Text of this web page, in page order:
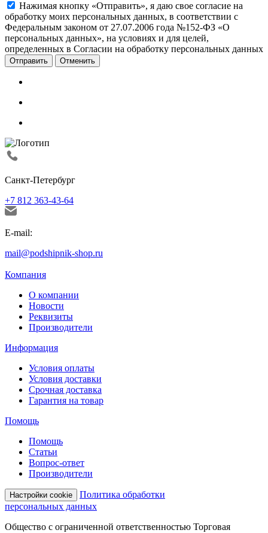
Нажимая кнопку «Отправить», я даю свое согласие на
обработку моих персональных данных, в соответствии с
Федеральным законом от 27.07.2006 года №152-ФЗ «О
персональных данных», на условиях и для целей,
определенных в Согласии на обработку персональных данных
Отменить
Санкт-Петербург
+7 812 363-43-64
E-mail:
mail@podshipnik-shop.ru
Компания
О компании
Новости
Реквизиты
Производители
Информация
Условия оплаты
Условия доставки
Срочная доставка
Гарантия на товар
Помощь
Помощь
Статьи
Вопрос-ответ
Производители
Настройки cookie
Политика обработки
персональных данных
Общество с ограниченной ответственностью Торговая